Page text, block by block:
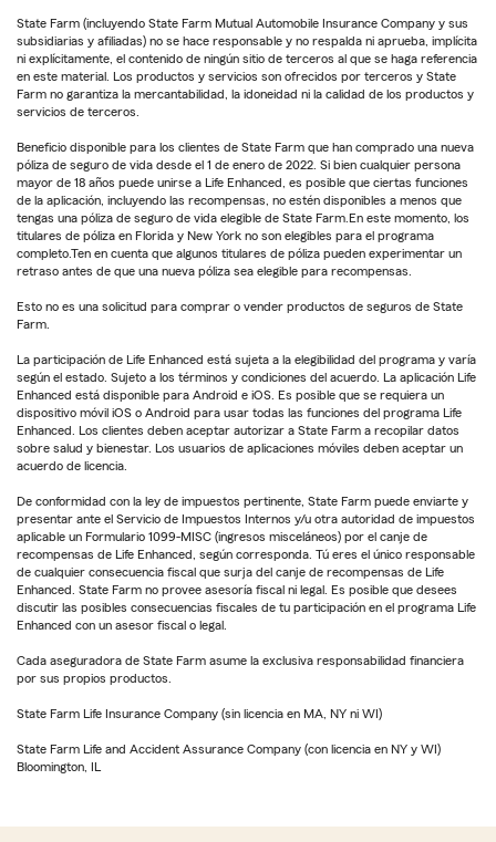
State Farm (incluyendo State Farm Mutual Automobile Insurance Company y sus
subsidiarias y afiliadas) no se hace responsable y no respalda ni aprueba, implícita
ni explícitamente, el contenido de ningún sitio de terceros al que se haga referencia
en este material. Los productos y servicios son ofrecidos por terceros y State
Farm no garantiza la mercantabilidad, la idoneidad ni la calidad de los productos y
servicios de terceros.
Beneficio disponible para los clientes de State Farm que han comprado una nueva
póliza de seguro de vida desde el 1 de enero de 2022. Si bien cualquier persona
mayor de 18 años puede unirse a Life Enhanced, es posible que ciertas funciones
de la aplicación, incluyendo las recompensas, no estén disponibles a menos que
tengas una póliza de seguro de vida elegible de State Farm.En este momento, los
titulares de póliza en Florida y New York no son elegibles para el programa
completo.Ten en cuenta que algunos titulares de póliza pueden experimentar un
retraso antes de que una nueva póliza sea elegible para recompensas.
Esto no es una solicitud para comprar o vender productos de seguros de State
Farm.
La participación de Life Enhanced está sujeta a la elegibilidad del programa y varía
según el estado. Sujeto a los términos y condiciones del acuerdo. La aplicación Life
Enhanced está disponible para Android e iOS. Es posible que se requiera un
dispositivo móvil iOS o Android para usar todas las funciones del programa Life
Enhanced. Los clientes deben aceptar autorizar a State Farm a recopilar datos
sobre salud y bienestar. Los usuarios de aplicaciones móviles deben aceptar un
acuerdo de licencia.
De conformidad con la ley de impuestos pertinente, State Farm puede enviarte y
presentar ante el Servicio de Impuestos Internos y/u otra autoridad de impuestos
aplicable un Formulario 1099-MISC (ingresos misceláneos) por el canje de
recompensas de Life Enhanced, según corresponda. Tú eres el único responsable
de cualquier consecuencia fiscal que surja del canje de recompensas de Life
Enhanced. State Farm no provee asesoría fiscal ni legal. Es posible que desees
discutir las posibles consecuencias fiscales de tu participación en el programa Life
Enhanced con un asesor fiscal o legal.
Cada aseguradora de State Farm asume la exclusiva responsabilidad financiera
por sus propios productos.
State Farm Life Insurance Company (sin licencia en MA, NY ni WI)
State Farm Life and Accident Assurance Company (con licencia en NY y WI)
Bloomington, IL